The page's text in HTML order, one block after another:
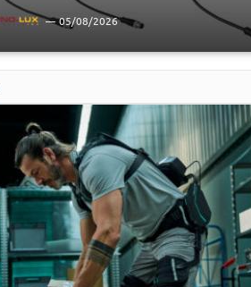
05/08/2026